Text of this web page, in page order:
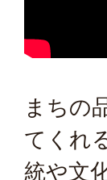
まちの
てくれ
統や文